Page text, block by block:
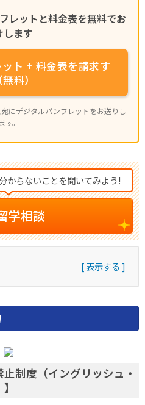
レットと料金表を無料でお
します
ト + 料金表を請求す
料）
にデジタルパンフレットをお送りし
ます。
からないことを聞いてみよう!
学相談
止制度（イングリッシュ・